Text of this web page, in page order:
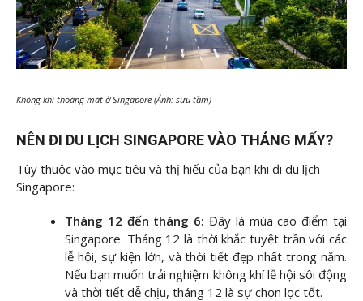
Không khí thoáng mát ở Singapore (Ảnh: sưu tầm)
NÊN ĐI DU LỊCH SINGAPORE VÀO THÁNG MẤY?
Tùy thuộc vào mục tiêu và thị hiếu của bạn khi đi du lịch
Singapore:
Tháng 12 đến tháng 6: Đây là mùa cao điểm tại
Singapore. Tháng 12 là thời khắc tuyệt trần với các
lễ hội, sự kiện lớn, và thời tiết đẹp nhất trong năm.
Nếu bạn muốn trải nghiệm không khí lễ hội sôi động
và thời tiết dễ chịu, tháng 12 là sự chọn lọc tốt.